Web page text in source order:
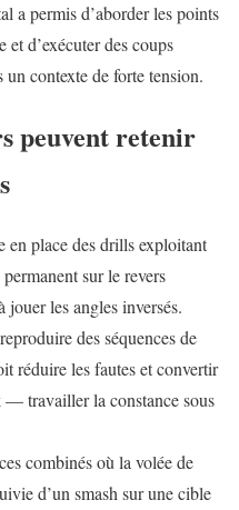
a permis d’aborder les points
et d’exécuter des coups
contexte de forte tension.
peuvent retenir
en place des drills exploitant
sur le revers
jouer les angles inversés.
des séquences de
réduire les fautes et convertir
— travailler la constance sous
combinés où la volée de
d’un smash sur une cible